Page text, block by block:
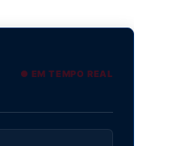
● EM TEMPO REAL